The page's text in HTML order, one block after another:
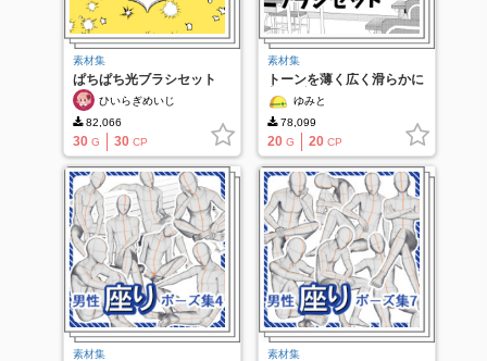
素材集
ぱちぱち光ブラシセット
ひいらぎめいじ
82,066
30 G 30 CP
素材集
トーンを薄く広く滑らかに
削るブラシセット
ゆみと
78,099
20 G 20 CP
素材集 素材集